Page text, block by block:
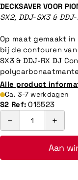
prijs
DECKSAVER VOOR
SX2, DDJ-SX3 & DDJ-
Op maat gemaakt
bij de contouren van
SX3 & DDJ-RX DJ
Alle product
Ca. 3-7 werkdagen
S2 Ref: 015523
Aan